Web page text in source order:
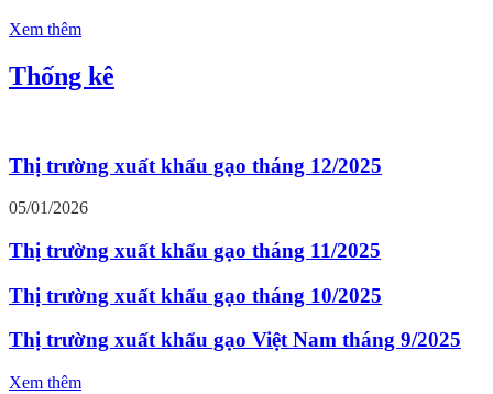
Xem thêm
Thống kê
Thị trường xuất khẩu gạo tháng 12/2025
05/01/2026
Thị trường xuất khẩu gạo tháng 11/2025
Thị trường xuất khẩu gạo tháng 10/2025
Thị trường xuất khẩu gạo Việt Nam tháng 9/2025
Xem thêm